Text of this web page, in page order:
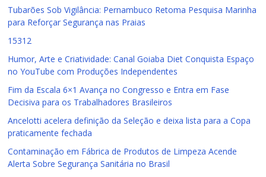
Tubarões Sob Vigilância: Pernambuco Retoma Pesquisa Marinha
para Reforçar Segurança nas Praias
15312
Humor, Arte e Criatividade: Canal Goiaba Diet Conquista Espaço
no YouTube com Produções Independentes
Fim da Escala 6×1 Avança no Congresso e Entra em Fase
Decisiva para os Trabalhadores Brasileiros
Ancelotti acelera definição da Seleção e deixa lista para a Copa
praticamente fechada
Contaminação em Fábrica de Produtos de Limpeza Acende
Alerta Sobre Segurança Sanitária no Brasil